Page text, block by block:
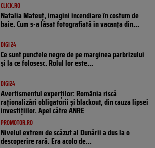
CLICK.RO
Natalia Mateuț, imagini incendiare în costum de
baie. Cum s-a lăsat fotografiată în vacanța din...
DIGI 24
Ce sunt punctele negre de pe marginea parbrizului
și la ce folosesc. Rolul lor este...
DIGI24
Avertismentul experților: România riscă
raționalizări obligatorii și blackout, din cauza lipsei
investițiilor. Apel către ANRE
PROMOTOR.RO
Nivelul extrem de scăzut al Dunării a dus la o
descoperire rară. Era acolo de...